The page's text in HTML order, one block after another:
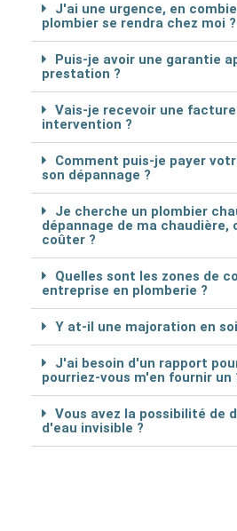
J'ai une urgence, en
plombier se rendra chez moi ?
Puis-je avoir une garantie
prestation ?
Vais-je recevoir une
intervention ?
Comment puis-je payer
son dépannage ?
Je cherche un plombier
dépannage de ma chaudière,
coûter ?
Quelles sont les zones de
entreprise en plomberie ?
Y at-il une majoration en
J'ai besoin d'un rapport
pourriez-vous m'en fournir un
Vous avez la possibilité de
d'eau invisible ?